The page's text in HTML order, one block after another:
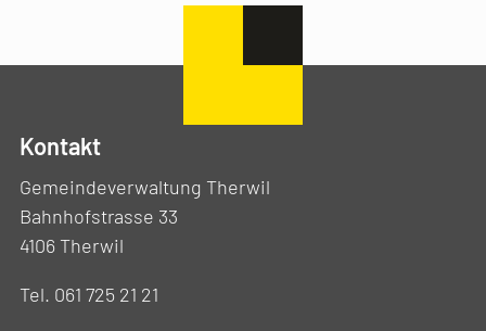
Kontakt
Gemeindeverwaltung Therwil
Bahnhofstrasse 33
4106 Therwil
Tel. 061 725 21 21